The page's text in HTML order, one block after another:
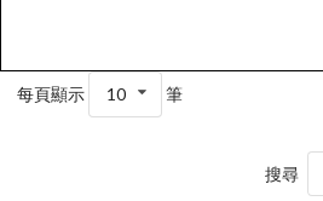
每頁顯示 10 筆
搜尋